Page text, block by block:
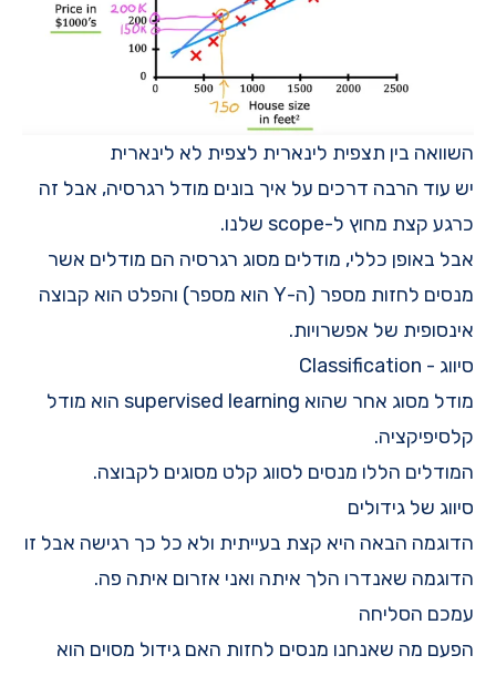
השוואה בין תצפית לינארית לצפית לא לינארית
יש עוד הרבה דרכים על איך בונים מודל רגרסיה, אבל זה
כרגע קצת מחוץ ל-scope שלנו.
אבל באופן כללי, מודלים מסוג רגרסיה הם מודלים אשר
מנסים לחזות מספר (ה-Y הוא מספר) והפלט הוא קבוצה
אינסופית של אפשרויות.
סיווג - Classification
מודל מסוג אחר שהוא supervised learning הוא מודל
קלסיפיקציה.
המודלים הללו מנסים לסווג קלט מסוגים לקבוצה.
סיווג של גידולים
הדוגמה הבאה היא קצת בעייתית ולא כל כך רגישה אבל זו
הדוגמה שאנדרו הלך איתה ואני אזרום איתה פה.
עמכם הסליחה
הפעם מה שאנחנו מנסים לחזות האם גידול מסוים הוא